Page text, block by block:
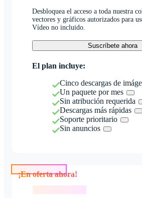
Desbloquea el acceso a toda nuestra
vectores y gráficos autorizados para
Vídeo no incluido.
Suscríbete ahora
El plan incluye:
Cinco descargas de
Un paquete por mes
Sin atribución requerida
Descargas más rápidas
Soporte prioritario
Sin anuncios